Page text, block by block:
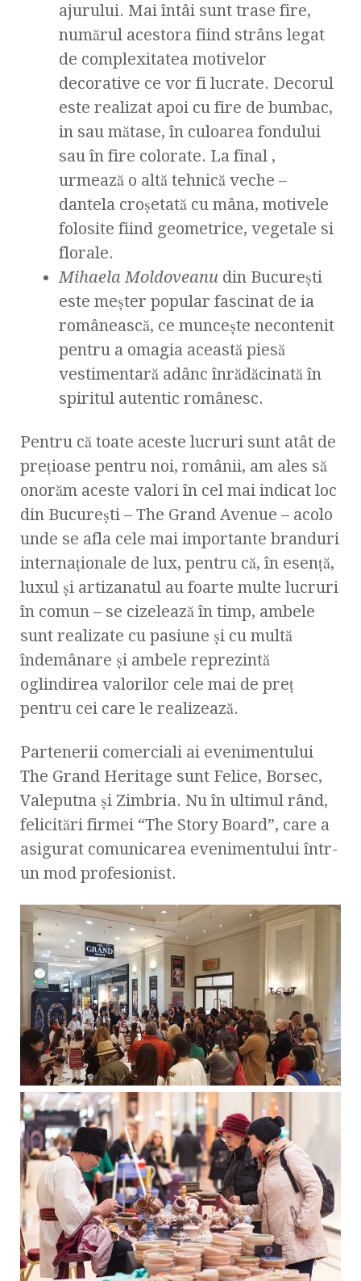
ajurului. Mai întâi sunt trase fire,
numărul acestora fiind strâns legat
de complexitatea motivelor
decorative ce vor fi lucrate. Decorul
este realizat apoi cu fire de bumbac,
in sau mătase, în culoarea fondului
sau în fire colorate. La final ,
urmează o altă tehnică veche –
dantela croşetată cu mâna, motivele
folosite fiind geometrice, vegetale si
florale.
Mihaela Moldoveanu din București
este meșter popular fascinat de ia
românească, ce muncește necontenit
pentru a omagia această piesă
vestimentară adânc înrădăcinată în
spiritul autentic românesc.
Pentru că toate aceste lucruri sunt atât de
prețioase pentru noi, românii, am ales să
onorăm aceste valori în cel mai indicat loc
din București – The Grand Avenue – acolo
unde se afla cele mai importante branduri
internaționale de lux, pentru că, în esență,
luxul și artizanatul au foarte multe lucruri
în comun – se cizelează în timp, ambele
sunt realizate cu pasiune și cu multă
îndemânare și ambele reprezintă
oglindirea valorilor cele mai de preț
pentru cei care le realizează.
Partenerii comerciali ai evenimentului
The Grand Heritage sunt Felice, Borsec,
Valeputna și Zimbria. Nu în ultimul rând,
felicitări firmei “The Story Board”, care a
asigurat comunicarea evenimentului într-
un mod profesionist.